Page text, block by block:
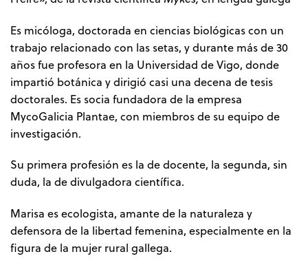
Es micóloga, doctorada en ciencias biológicas con un
trabajo relacionado con las setas, y durante más de 30
años fue profesora en la Universidad de Vigo, donde
impartió botánica y dirigió casi una decena de tesis
doctorales. Es socia fundadora de la empresa
MycoGalicia Plantae, con miembros de su equipo de
investigación.
Su primera profesión es la de docente, la segunda, sin
duda, la de divulgadora científica.
Marisa es ecologista, amante de la naturaleza y
defensora de la libertad femenina, especialmente en la
figura de la mujer rural gallega.